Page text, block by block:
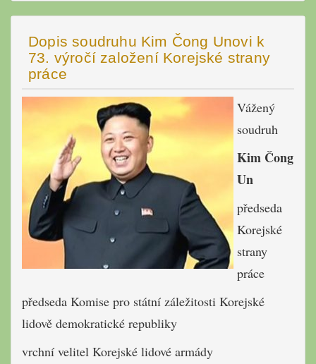
Dopis soudruhu Kim Čong Unovi k
73. výročí založení Korejské strany
práce
Vážený
soudruh
Kim Čong
Un
předseda
Korejské
strany
práce
předseda Komise pro státní záležitosti Korejské
lidově demokratické republiky
vrchní velitel Korejské lidové armády